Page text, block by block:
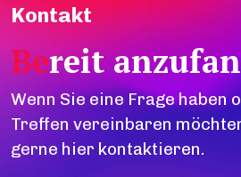
Kontakt
Bereit
Wenn Sie eine Frage haben
Treffen vereinbaren
gerne hier kontaktieren.